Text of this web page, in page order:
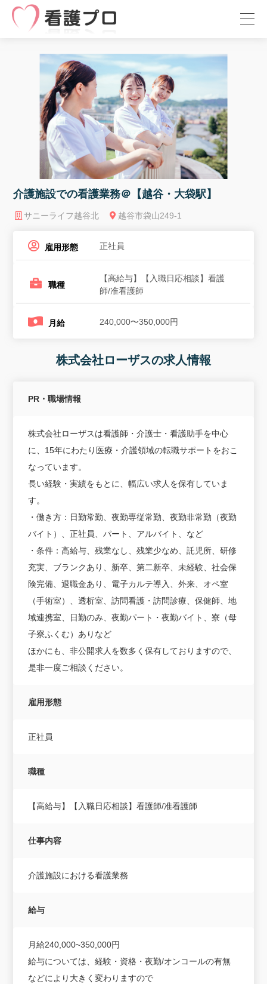
介護施設での看護業務＠【越谷・大袋駅】
サニーライフ越谷北 越谷市袋山249-1
雇用形態 正社員
職種
【高給与】【入職日応相談】看護
師/准看護師
月給 240,000〜350,000円
株式会社ローザスの求人情報
PR・職場情報
株式会社ローザスは看護師・介護士・看護助手を中心
に、15年にわたり医療・介護領域の転職サポートをおこ
なっています。
長い経験・実績をもとに、幅広い求人を保有していま
す。
・働き方：日勤常勤、夜勤専従常勤、夜勤非常勤（夜勤
バイト）、正社員、パート、アルバイト、など
・条件：高給与、残業なし、残業少なめ、託児所、研修
充実、ブランクあり、新卒、第二新卒、未経験、社会保
険完備、退職金あり、電子カルテ導入、外来、オペ室
（手術室）、透析室、訪問看護・訪問診療、保健師、地
域連携室、日勤のみ、夜勤パート・夜勤バイト、寮（母
子寮ふくむ）ありなど
ほかにも、非公開求人を数多く保有しておりますので、
是非一度ご相談ください。
雇用形態
正社員
職種
【高給与】【入職日応相談】看護師/准看護師
仕事内容
介護施設における看護業務
給与
月給240,000~350,000円
給与については、経験・資格・夜勤/オンコールの有無
などにより大きく変わりますので